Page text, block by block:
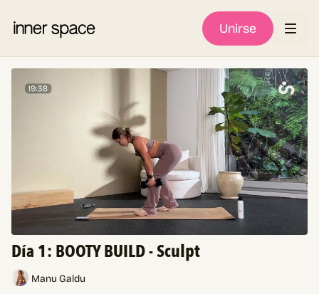
Unirse
Día 1: BOOTY BUILD - Sculpt
Manu Galdu